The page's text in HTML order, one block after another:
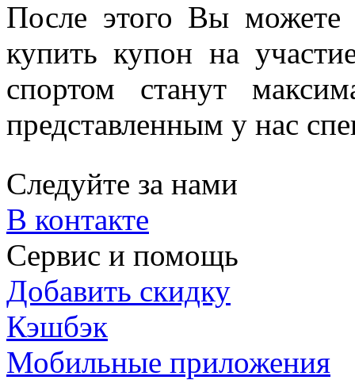
После этого Вы
купить купон на
спортом станут
представленным у нас
Следуйте за нами
В контакте
Сервис и помощь
Добавить скидку
Кэшбэк
Мобильные приложения